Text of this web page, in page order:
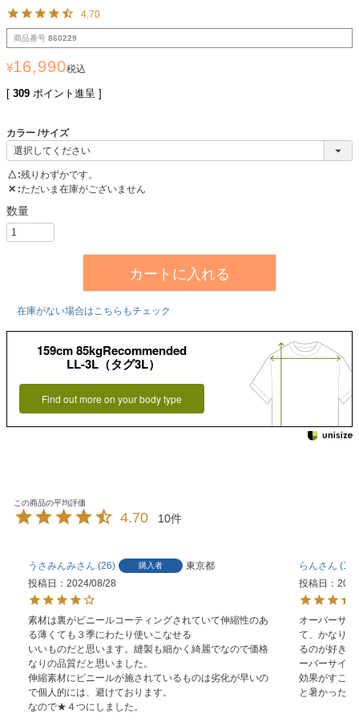
4.70
商品番号 860229
¥16,990税込
[ 309 ポイント進呈 ]
カラー サイズ
△ 残りわずかです。
✕ ただいま在庫がございません
カートに入れる
在庫がない場合はこちらもチェック
159cm 85kgRecommended
LL-3L（タグ3L）
Find out more on your body type
4.70 10
うさみんみ 26 購入者
東京都
投稿日
2024/08/28
素材は裏がビニールコーティングされていて伸縮性のあ
る薄くても３季にわたり使いこなせる
いいものだと思います。縫製も細かく綺麗でなので価格
なりの品質だと思いました。
伸縮素材にビニールが施されているものは劣化が早いの
で個人的には、避けております。
なので★４つにしました。
らん
1
投稿日
オーバーサ
て、かなり
るのが好き
ーバーサイ
効果がすご
と暑かったで